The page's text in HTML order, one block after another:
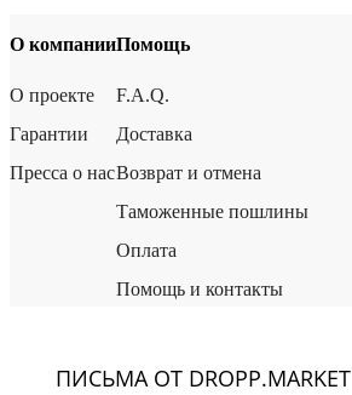
О компании
О проекте
Гарантии
Пресса о нас
Помощь
F.A.Q.
Доставка
Возврат и отмена
Таможенные пошлины
Оплата
Помощь и контакты
ПИСЬМА ОТ DROPP.MARKET